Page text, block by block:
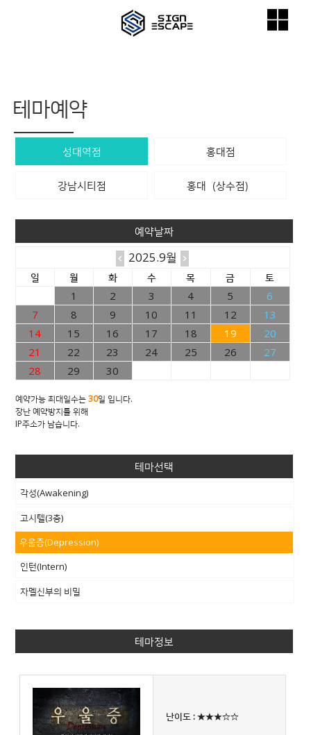
테마예약
성대역점 홍대점
강남시티점 홍대（상수점）
예약날짜
2025.9월
일 월 화 수 목 금 토
1 2 3 4 5
6
7
8 9 10 11 12
13
14
15 16 17 18 19
20
21
22 23 24 25 26
27
28
29 30
예약가능 최대일수는30일 입니다.
장난 예약방지를 위해
IP주소가 남습니다.
테마선택
각성(Awakening)
고시텔(3층)
우울증(Depression)
인턴(Intern)
자멜신부의 비밀
테마정보
난이도 : ★★★☆☆